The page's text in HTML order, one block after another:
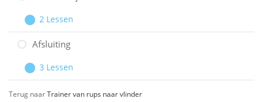
ziekenhuis
EHBO
Uitbreiden
Waar
vind
meer
informatie?
2 Lessen
Afsluiting
Uitbreiden
Afsluiting
3 Lessen
Terug naarTrainer van rups naar vlinder